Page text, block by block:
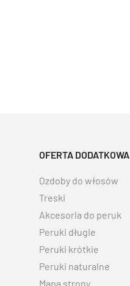
OFERTA DODATKOWA
Ozdoby do włosów
Treski
Akcesoria do peruk
Peruki długie
Peruki krótkie
Peruki naturalne
Mapa strony